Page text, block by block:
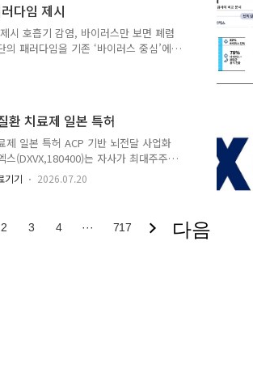
이오 업계에서 희귀·난치성 질환 포
트라제네카 희귀질환사업부 총괄 전무
환 치료제 분야에서 환자 중심의 다양
다임 제시
시 호흡기 감염, 바이러스만 보면 폐렴
패러다임을 기존 ‘바이러스 중심’에
드로믹 PCR 기반 종합검사로 전환
Million Clinical Study, 이하 GMCS)
PCR 검사를 시행한 영유아 환자 상
하는 동시감염 양상이 확인됐다고 15
검사..
환 치료제 일본 특허
제 일본 특허 ACP 기반 뇌전달 사업화
(DXVX,180400)는 자사가 최대주주로
기반 뇌질환 치료 기술이 일본에서 특
명 명칭은 ‘신규한 뇌 질환 치료제
재산권 보호 범위를 확대하게 됐다. 현
진행 중이다. 해당 특허는 에빅스젠
기기 2026.07.20
2 3 4 ··· 717 다음